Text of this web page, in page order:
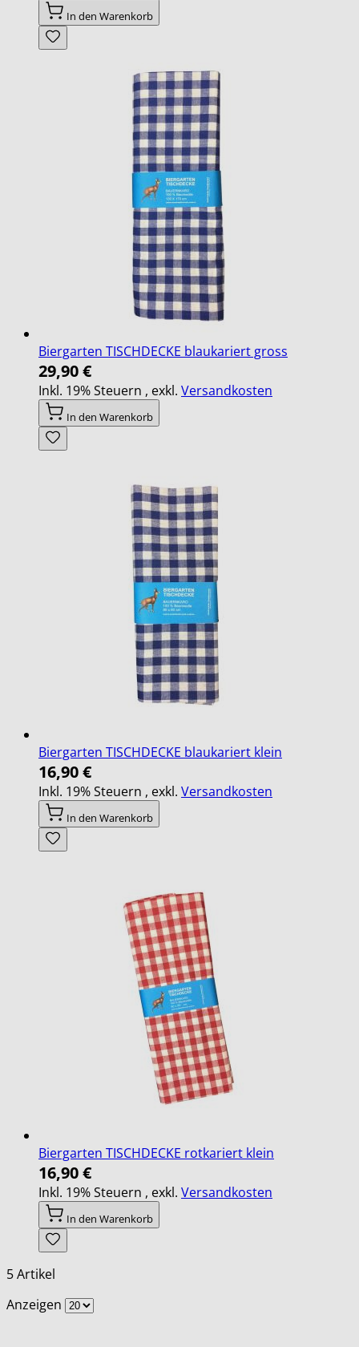
In den Warenkorb
Biergarten TISCHDECKE blaukariert gross
29,90 €
Inkl. 19% Steuern , exkl. Versandkosten
In den Warenkorb
Biergarten TISCHDECKE blaukariert klein
16,90 €
Inkl. 19% Steuern , exkl. Versandkosten
In den Warenkorb
Biergarten TISCHDECKE rotkariert klein
16,90 €
Inkl. 19% Steuern , exkl. Versandkosten
In den Warenkorb
5Artikel
Anzeigen